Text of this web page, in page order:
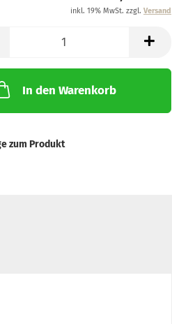
inkl. 19% MwSt. zzgl. Versand
In den Warenkorb
zum Produkt